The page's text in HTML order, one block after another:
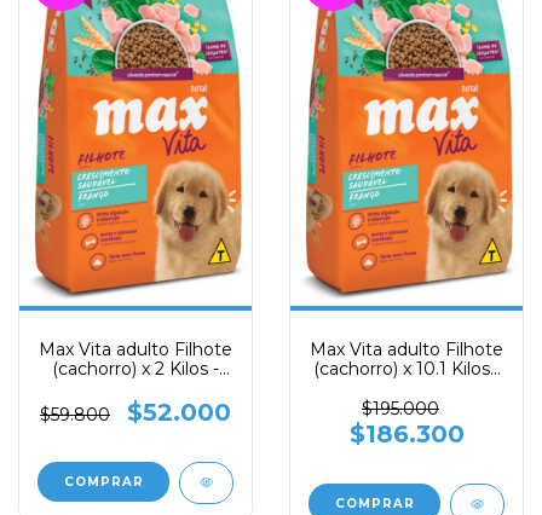
Max Vita adulto Filhote
(cachorro) x 2 Kilos -
$59.800
$52.000
Max Vita adulto Filhote
(cachorro) x 10.1 Kilos -
$195.000
$186.300